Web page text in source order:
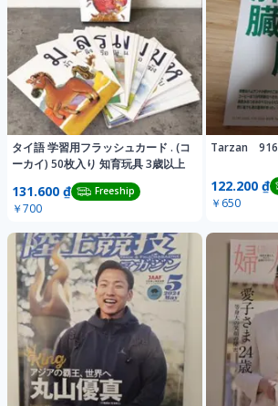
タイ語 学習用フラッシュカード . (コ
ーカイ) 50枚入り 知育玩具 3歳以上
131.600 ₫ Freeship
￥700
Tarzan 916
122.200 ₫
￥650